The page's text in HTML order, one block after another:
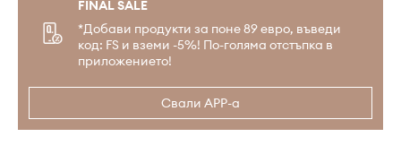
FINAL SALE
*Добави продукти за поне 89 евро, въведи
код: FS и вземи -5%! По-голяма отстъпка в
приложението!
Свали APP-а